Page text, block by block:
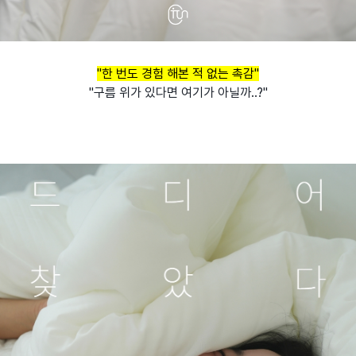
"한 번도 경험 해본 적 없는 촉감"
"구름 위가 있다면 여기가 아닐까..?"